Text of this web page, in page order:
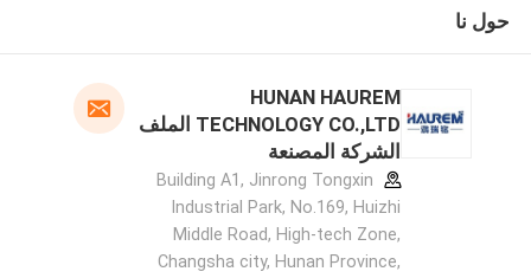
حول نا
HUNAN HAUREM
TECHNOLOGY CO.,LTD الملف
الشركة المصنعة
Building A1, Jinrong Tongxin
Industrial Park, No.169, Huizhi
Middle Road, High-tech Zone,
Changsha city, Hunan Province,